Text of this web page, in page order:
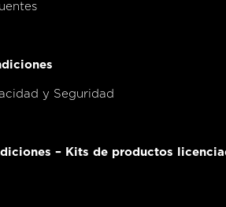
y Seguridad
– Kits de productos